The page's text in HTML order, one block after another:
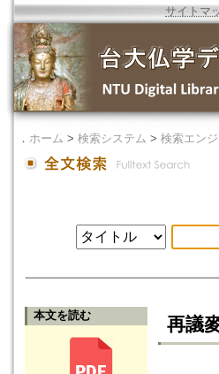
サイトマ
． ホーム > 検索システム > 検索エン
本文を読む 再議